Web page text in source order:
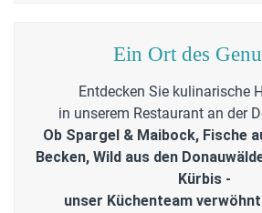
Ein Ort des
Entdecken Sie kulinarische
in unserem Restaurant an der
Ob Spargel & Maibock, Fische
Becken, Wild aus den
Kürbis -
unser Küchenteam